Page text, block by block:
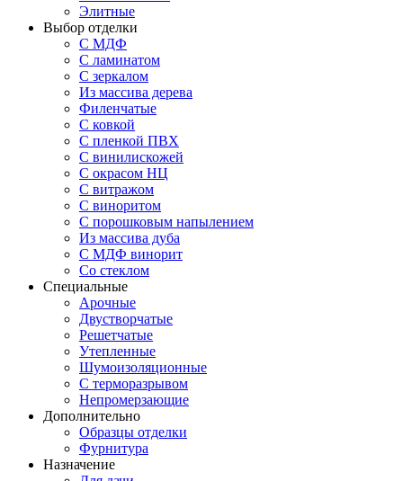
Элитные
Выбор отделки
С МДФ
С ламинатом
С зеркалом
Из массива дерева
Филенчатые
С ковкой
С пленкой ПВХ
С винилискожей
С окрасом НЦ
С витражом
С виноритом
С порошковым напылением
Из массива дуба
С МДФ винорит
Со стеклом
Специальные
Арочные
Двустворчатые
Решетчатые
Утепленные
Шумоизоляционные
С терморазрывом
Непромерзающие
Дополнительно
Образцы отделки
Фурнитура
Назначение